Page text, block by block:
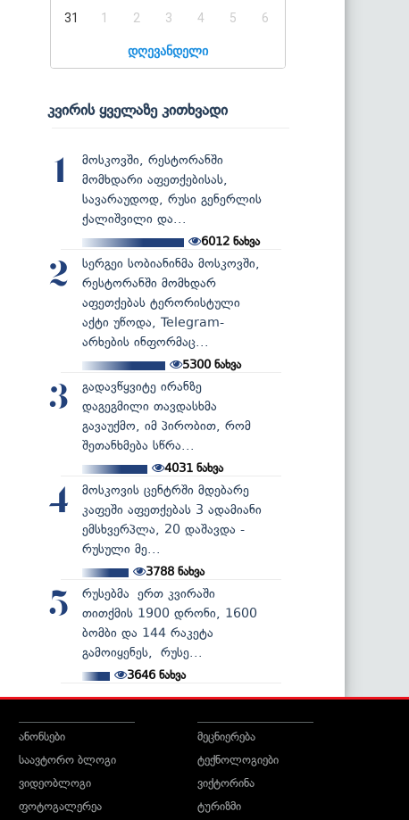
31
1 2 3 4 5 6
დღევანდელი
კვირის ყველაზე კითხვადი
1
მოსკოვში, რესტორანში
მომხდარი აფეთქებისას,
სავარაუდოდ, რუსი გენერლის
ქალიშვილი და...
6012 ნახვა
2
სერგეი სობიანინმა მოსკოვში,
რესტორანში მომხდარ
აფეთქებას ტერორისტული
აქტი უწოდა, Telegram-
არხების ინფორმაც...
5300ნახვა
3
გადავწყვიტე ირანზე
დაგეგმილი თავდასხმა
გავაუქმო, იმ პირობით, რომ
შეთანხმება სწრა...
4031ნახვა
4
მოსკოვის ცენტრში მდებარე
კაფეში აფეთქებას 3 ადამიანი
ემსხვერპლა, 20 დაშავდა -
რუსული მე...
3788ნახვა
5
რუსებმა ერთ კვირაში
თითქმის 1900 დრონი, 1600
ბომბი და 144 რაკეტა
გამოიყენეს, რუსე...
3646ნახვა
ანონსები
საავტორო ბლოგი
ვიდეობლოგი
ფოტოგალერეა
მეცნიერება
ტექნოლოგიები
ვიქტორინა
ტურიზმი